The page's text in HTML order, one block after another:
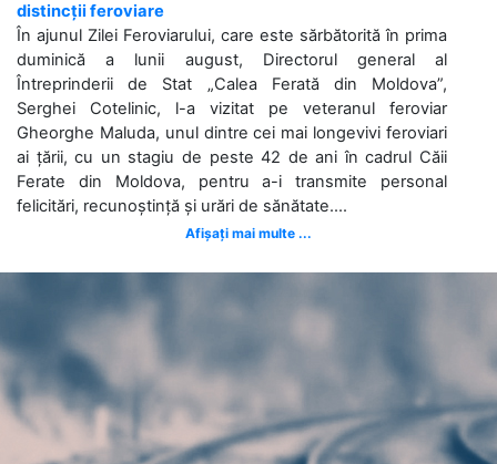
distincții feroviare
În ajunul Zilei Feroviarului, care este sărbătorită în prima
duminică a lunii august, Directorul general al
Întreprinderii de Stat „Calea Ferată din Moldova”,
Serghei Cotelinic, l-a vizitat pe veteranul feroviar
Gheorghe Maluda, unul dintre cei mai longevivi feroviari
ai țării, cu un stagiu de peste 42 de ani în cadrul Căii
Ferate din Moldova, pentru a-i transmite personal
felicitări, recunoștință și urări de sănătate....
Afișați mai multe ...